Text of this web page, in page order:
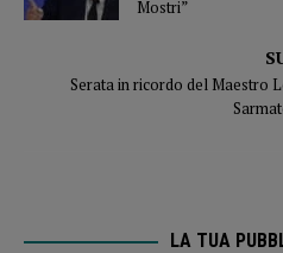
Mostri”
Serata in ricordo del Maestro
LA TUA